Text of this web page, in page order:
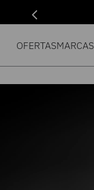
OFERTASMARCAS